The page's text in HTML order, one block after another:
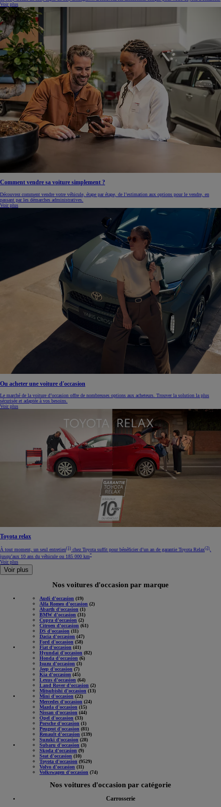
Voir plus
Comment vendre sa voiture simplement ?
Découvrez comment vendre votre véhicule, étape par étape, de l’estimation aux options pour le vendre, en
passant par les démarches administratives.
Voir plus
Ou acheter une voiture d'occasion
Le marché de la voiture d’occasion offre de nombreuses options aux acheteurs. Trouver la solution la plus
sécurisée et adaptée à vos besoins.
Voir plus
Toyota relax
À tout moment, un seul entretien(1) chez Toyota suffit pour bénéficier d’un an de garantie Toyota Relax(2),
jusqu’aux 10 ans du véhicule ou 185 000 km*
Voir plus
Voir plus
Nos voitures d'occasion par marque
Audi d'occasion (19)
Alfa Romeo d'occasion (2)
Abarth d'occasion (1)
BMW d'occasion (31)
Cupra d'occasion (2)
Citroen d'occasion (61)
DS d'occasion (11)
Dacia d'occasion (47)
Ford d'occasion (58)
Fiat d'occasion (41)
Hyundai d'occasion (82)
Honda d'occasion (6)
Isuzu d'occasion (3)
Jeep d'occasion (7)
Kia d'occasion (45)
Lexus d'occasion (64)
Land Rover d'occasion (2)
Mitsubishi d'occasion (13)
Mini d'occasion (22)
Mercedes d'occasion (24)
Mazda d'occasion (15)
Nissan d'occasion (44)
Opel d'occasion (33)
Porsche d'occasion (1)
Peugeot d'occasion (81)
Renault d'occasion (139)
Suzuki d'occasion (28)
Subaru d'occasion (3)
Skoda d'occasion (9)
Seat d'occasion (10)
Toyota d'occasion (9529)
Volvo d'occasion (11)
Volkswagen d'occasion (74)
Nos voitures d'occasion par catégorie
Carrosserie